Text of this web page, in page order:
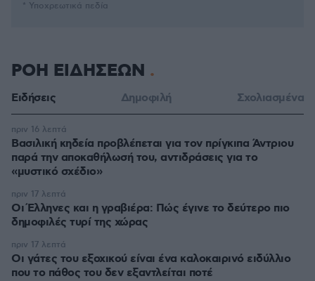
* Υποχρεωτικά πεδία
ΡΟΗ ΕΙΔΗΣΕΩΝ
Ειδήσεις Δημοφιλή Σχολιασμένα
Βασιλική κηδεία προβλέπεται για τον πρίγκιπα Άντριου
παρά την αποκαθήλωσή του, αντιδράσεις για το
«μυστικό σχέδιο»
πριν 16 λεπτά
Οι Έλληνες και η γραβιέρα: Πώς έγινε το δεύτερο πιο
δημοφιλές τυρί της χώρας
πριν 17 λεπτά
Οι γάτες του εξοχικού είναι ένα καλοκαιρινό ειδύλλιο
που το πάθος του δεν εξαντλείται ποτέ
πριν 17 λεπτά